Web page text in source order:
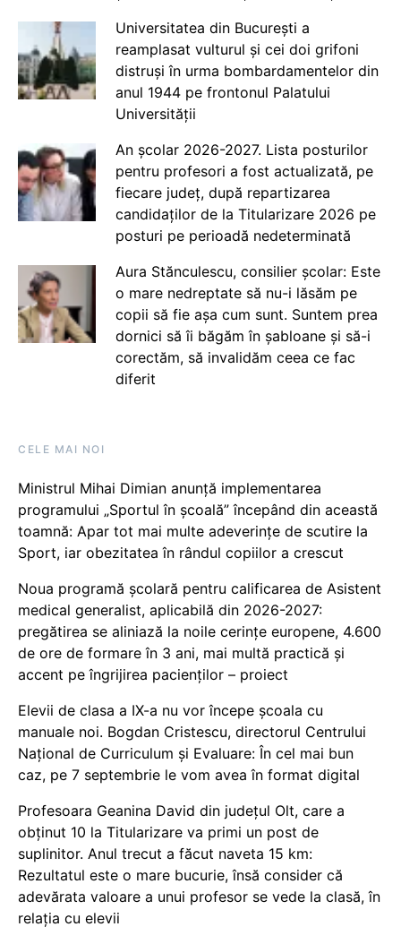
Universitatea din București a
reamplasat vulturul și cei doi grifoni
distruși în urma bombardamentelor din
anul 1944 pe frontonul Palatului
Universității
An școlar 2026-2027. Lista posturilor
pentru profesori a fost actualizată, pe
fiecare județ, după repartizarea
candidaților de la Titularizare 2026 pe
posturi pe perioadă nedeterminată
Aura Stănculescu, consilier școlar: Este
o mare nedreptate să nu-i lăsăm pe
copii să fie așa cum sunt. Suntem prea
dornici să îi băgăm în șabloane și să-i
corectăm, să invalidăm ceea ce fac
diferit
CELE MAI NOI
Ministrul Mihai Dimian anunță implementarea
programului „Sportul în școală” începând din această
toamnă: Apar tot mai multe adeverințe de scutire la
Sport, iar obezitatea în rândul copiilor a crescut
Noua programă școlară pentru calificarea de Asistent
medical generalist, aplicabilă din 2026-2027:
pregătirea se aliniază la noile cerințe europene, 4.600
de ore de formare în 3 ani, mai multă practică și
accent pe îngrijirea pacienților – proiect
Elevii de clasa a IX-a nu vor începe școala cu
manuale noi. Bogdan Cristescu, directorul Centrului
Național de Curriculum și Evaluare: În cel mai bun
caz, pe 7 septembrie le vom avea în format digital
Profesoara Geanina David din județul Olt, care a
obținut 10 la Titularizare va primi un post de
suplinitor. Anul trecut a făcut naveta 15 km:
Rezultatul este o mare bucurie, însă consider că
adevărata valoare a unui profesor se vede la clasă, în
relația cu elevii